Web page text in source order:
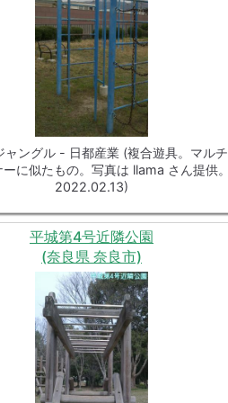
ャングル - 日都産業 (複合遊具。マルチ
に似たもの。写真は llama さん提供。
2022.02.13)
平城第4号近隣公園
(奈良県 奈良市)